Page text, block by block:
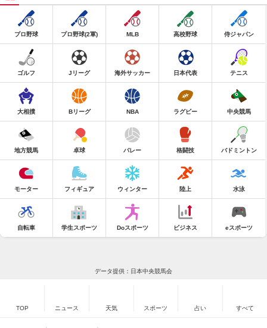
プロ野球 プロ野球(2軍) MLB 高校野球 侍ジャパン
ゴルフ Jリーグ 海外サッカー 日本代表 テニス
大相撲 Bリーグ NBA ラグビー 中央競馬
地方競馬 卓球 バレー 格闘技 バドミントン
モーター フィギュア ウィンター 陸上 水泳
自転車 学生スポーツ Doスポーツ ビジネス eスポーツ
データ提供：日本中央競馬会
TOP ニュース 天気 スポーツ 占い すべて